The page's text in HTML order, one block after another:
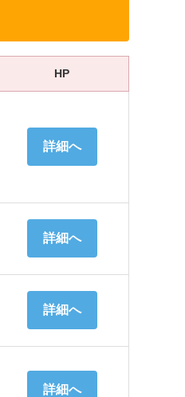
HP
詳細へ
詳細へ
詳細へ
詳細へ